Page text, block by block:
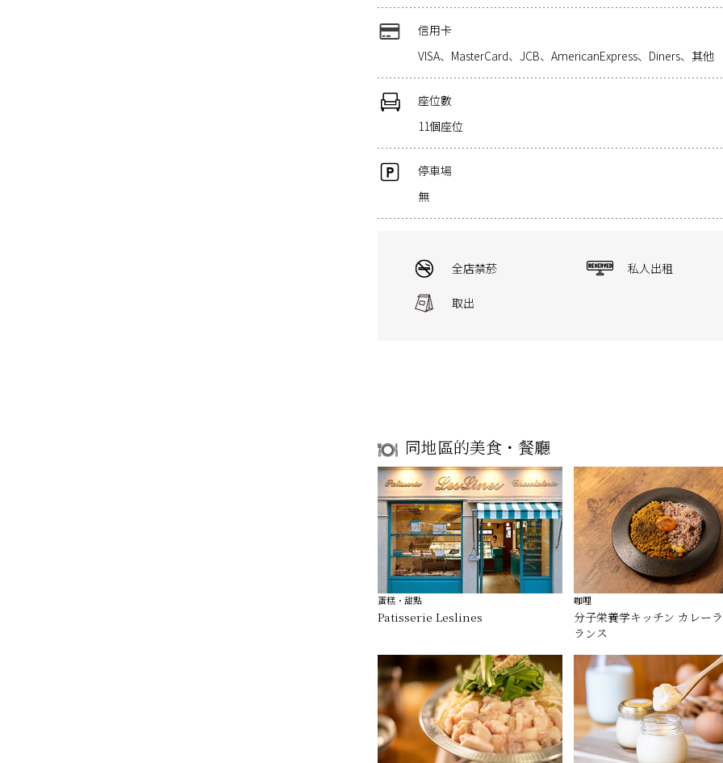
信用卡
VISA、MasterCard、JCB、AmericanExpress、Diners、其他
座位數
11個座位
停車場
無
全店禁菸 私人出租
取出
同地區的美食・餐廳
蛋糕・甜點
Patisserie Leslines
咖哩
分子栄養学キッチン カレー
ランス